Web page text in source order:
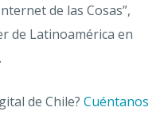
de las Cosas”,
de Latinoamérica en
de Chile? Cuéntanos